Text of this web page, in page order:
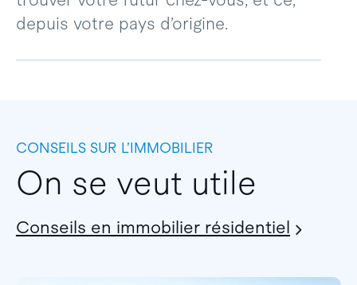
depuis votre pays d’origine.
CONSEILS SUR L’IMMOBILIER
On se veut utile
Conseils en immobilier résidentiel